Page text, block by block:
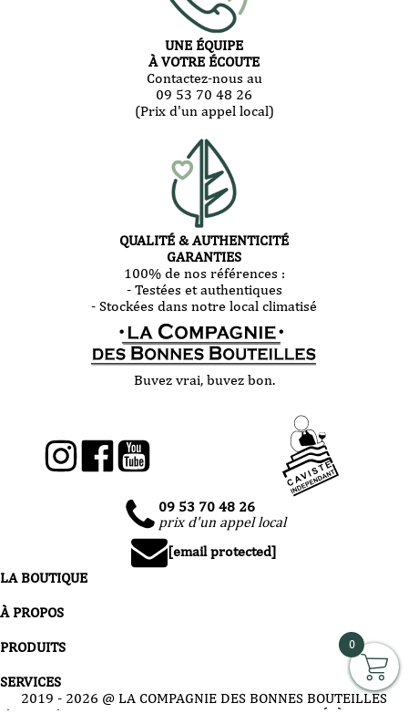
UNE ÉQUIPE
À VOTRE ÉCOUTE
Contactez-nous au
09 53 70 48 26
(Prix d'un appel local)
QUALITÉ & AUTHENTICITÉ
GARANTIES
100% de nos références :
- Testées et authentiques
- Stockées dans notre local climatisé
Buvez vrai, buvez bon.
09 53 70 48 26
prix d'un appel local
[email protected]
LA BOUTIQUE
À PROPOS
PRODUITS
SERVICES
2019 - 2026 @ LA COMPAGNIE DES BONNES BOUTEILLES
L’ABUS D’ALCOOL EST DANGEREUX POUR LA SANTÉ, À
0